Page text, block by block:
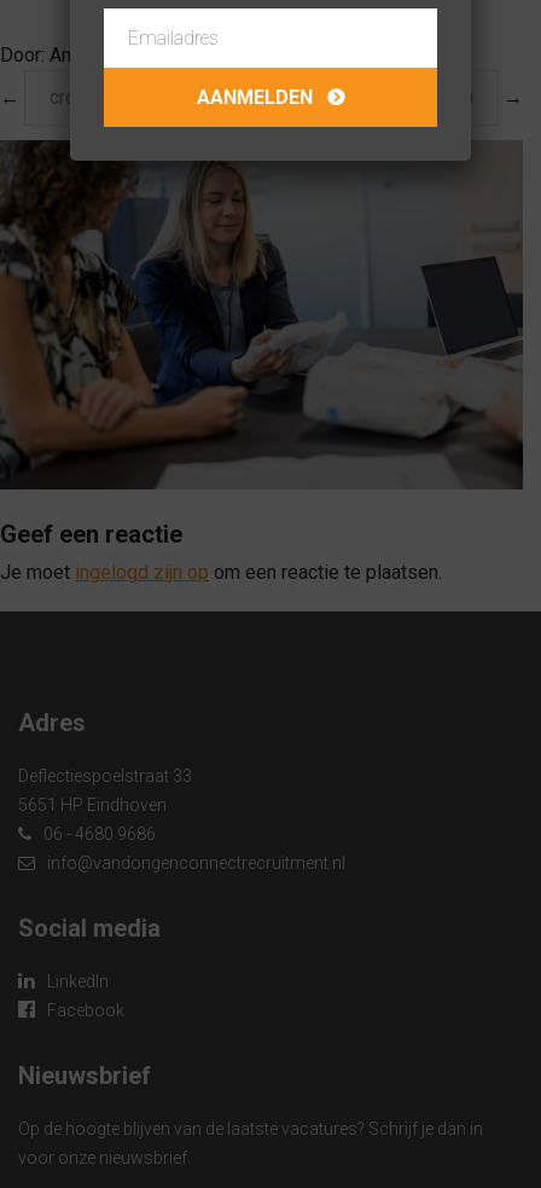
Door: Anouk van Dongen
←
cropped-nieuw-logo-1-1.png Logo Abena (1) →
Geef een reactie
Je moet ingelogd zijn op om een reactie te plaatsen.
Adres
Deflectiespoelstraat 33
5651 HP Eindhoven
06 - 4680 9686
info@vandongenconnectrecruitment.nl
Social media
LinkedIn
Facebook
Nieuwsbrief
Op de hoogte blijven van de laatste vacatures? Schrijf je dan in
voor onze nieuwsbrief.